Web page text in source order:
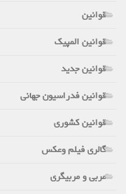
قوانین
قوانین المپیک
قوانین جدید
قوانین فدراسیون جهانی
قوانین کشوری
گالری فیلم وعکس
مربی و مربیگری